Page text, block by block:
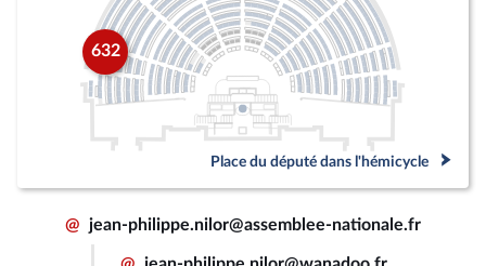
632
Place du député dans l'hémicycle
@ jean-philippe.nilor@assemblee-nationale.fr